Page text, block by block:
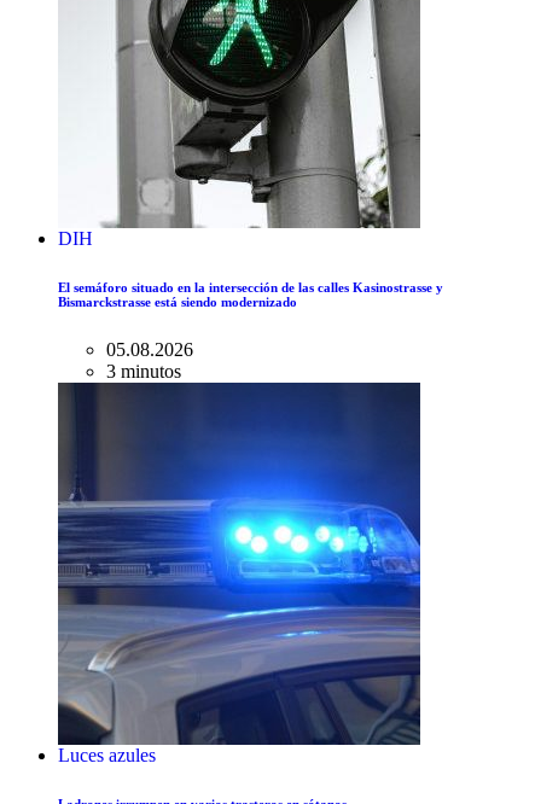
DIH
El semáforo situado en la intersección de las calles Kasinostrasse y
Bismarckstrasse está siendo modernizado
05.08.2026
3 minutos
Luces azules